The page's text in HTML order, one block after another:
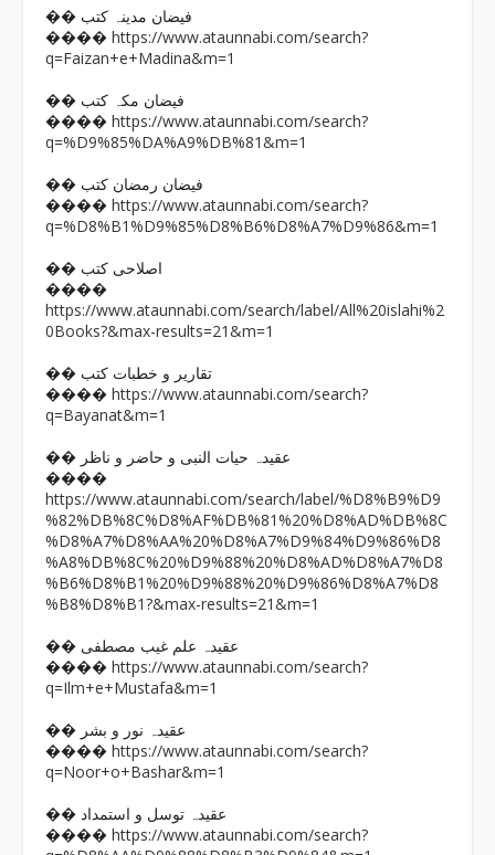
�� فیضان مدینہ کتب
���� https://www.ataunnabi.com/search?
q=Faizan+e+Madina&m=1
�� فیضان مکہ کتب
���� https://www.ataunnabi.com/search?
q=%D9%85%DA%A9%DB%81&m=1
�� فیضان رمضان کتب
���� https://www.ataunnabi.com/search?
q=%D8%B1%D9%85%D8%B6%D8%A7%D9%86&m=1
�� اصلاحی کتب
����
https://www.ataunnabi.com/search/label/All%20islahi%2
0Books?&max-results=21&m=1
�� تقاریر و خطبات کتب
���� https://www.ataunnabi.com/search?
q=Bayanat&m=1
�� عقیدہ حیات النبی و حاضر و ناظر
����
https://www.ataunnabi.com/search/label/%D8%B9%D9
%82%DB%8C%D8%AF%DB%81%20%D8%AD%DB%8C
%D8%A7%D8%AA%20%D8%A7%D9%84%D9%86%D8
%A8%DB%8C%20%D9%88%20%D8%AD%D8%A7%D8
%B6%D8%B1%20%D9%88%20%D9%86%D8%A7%D8
%B8%D8%B1?&max-results=21&m=1
�� عقیدہ علم غیب مصطفی
���� https://www.ataunnabi.com/search?
q=Ilm+e+Mustafa&m=1
�� عقیدہ نور و بشر
���� https://www.ataunnabi.com/search?
q=Noor+o+Bashar&m=1
�� عقیدہ توسل و استمداد
���� https://www.ataunnabi.com/search?